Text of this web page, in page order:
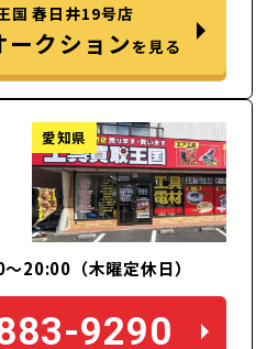
国 春日井19号店
クションを見る
愛知県
20:00（木曜定休日）
9290